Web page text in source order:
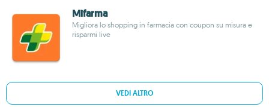
Mifarma
Migliora lo shopping in farmacia con coupon su misura e
risparmi live
VEDI ALTRO